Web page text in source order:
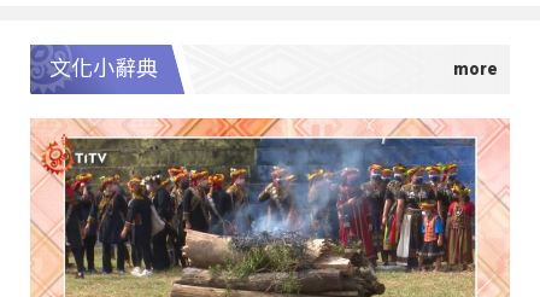
文化小辭典